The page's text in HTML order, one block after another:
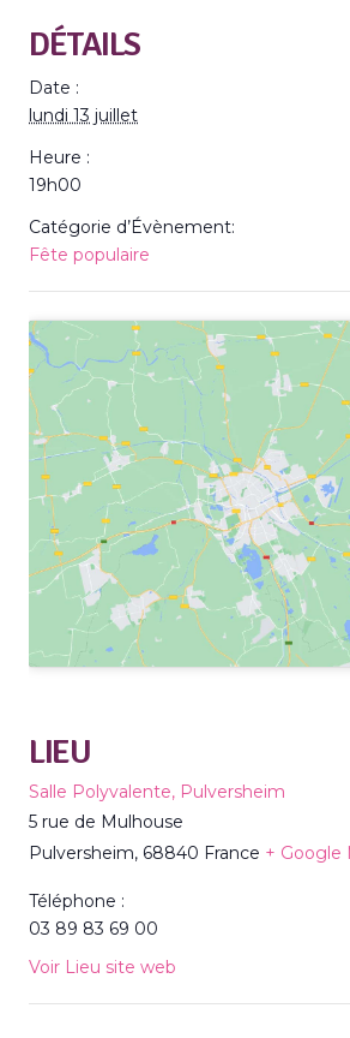
DÉTAILS
Date :
lundi 13 juillet
Heure :
19h00
Catégorie d’Évènement:
Fête populaire
LIEU
Salle Polyvalente, Pulversheim
5 rue de Mulhouse
Pulversheim, 68840 France + Google
Téléphone :
03 89 83 69 00
Voir Lieu site web